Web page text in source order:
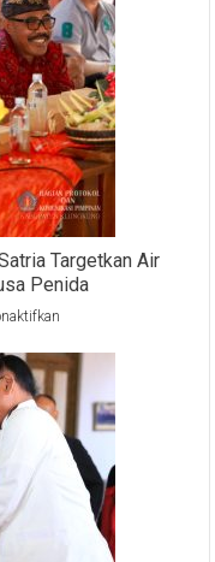
Bupati
Satria
Instruksikan
Optimalisasi
PAD
dan
Penuntasan
Masalah
Sampah
Targetkan Air
Penida
Pelayanan
Dasar:
Bupati
Satria
Targetkan
Air
Bersih
Infrastruktur